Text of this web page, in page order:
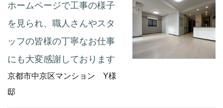
ホームページで工事の様子
を見られ、職人さんやスタ
ッフの皆様の丁寧なお仕事
にも大変感謝しております
京都市中京区マンション Y様
邸